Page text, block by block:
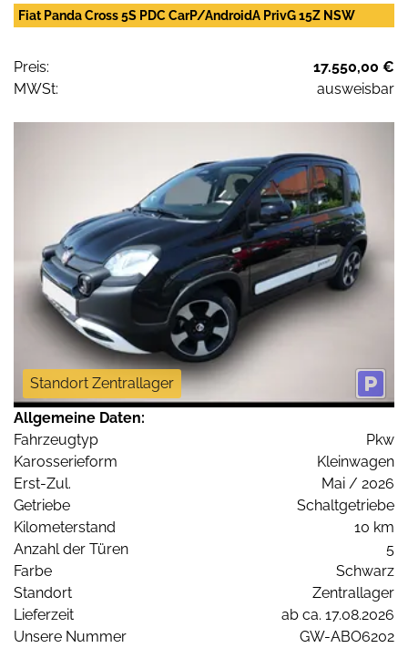
Fiat Panda Cross 5S PDC CarP/AndroidA PrivG 15Z NSW
Preis:
17.550,00 €
MWSt:
ausweisbar
Standort Zentrallager
Allgemeine Daten:
Fahrzeugtyp
Pkw
Karosserieform
Kleinwagen
Erst-Zul.
Mai / 2026
Getriebe
Schaltgetriebe
Kilometerstand
10 km
Anzahl der Türen
5
Farbe
Schwarz
Standort
Zentrallager
Lieferzeit
ab ca. 17.08.2026
Unsere Nummer
GW-ABO6202